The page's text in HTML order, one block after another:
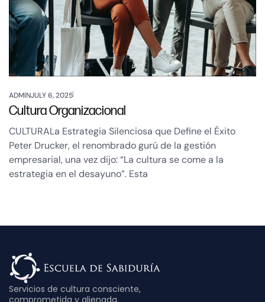
ADMINJULY 6, 2025
Cultura Organizacional
CULTURALa Estrategia Silenciosa que Define el Éxito
Peter Drucker, el renombrado gurú de la gestión
empresarial, una vez dijo: “La cultura se come a la
estrategia en el desayuno”. Esta
Servicios de cultura consciente,
comprometida y alienada.